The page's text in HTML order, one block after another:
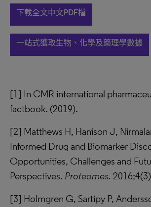
下載全文中文PDF檔
一站式獲取生物、化學及藥理學數據
[1] In CMR international
factbook. (2019).
[2] Matthews H, Hanison J,
Informed Drug and Biomarker
Opportunities, Challenges and
Perspectives. Proteomes.
[3] Holmgren G, Sartipy P,